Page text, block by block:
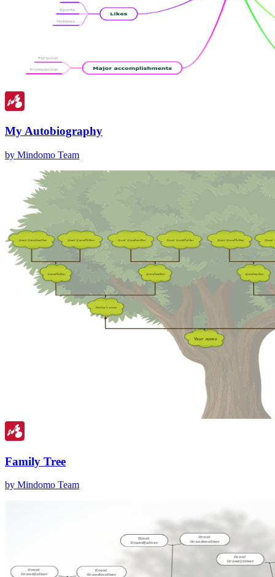
My Autobiography
by Mindomo Team
Family Tree
by Mindomo Team